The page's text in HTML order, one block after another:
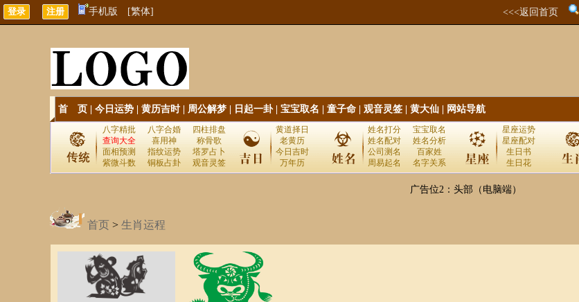
手机版 [繁体] <<<返回首页
首 页 今日运势 黄历吉时| 周公解梦 日起一卦| 宝宝取名 童子命 观音灵签 黄大仙 网站导航
八字精批 八字合婚
四柱排盘
查询大全
喜用神
称骨歌
面相预测
指纹运势
塔罗占卜
紫微斗数
铜板占卦 观音灵签
黄道择日
老黄历
今日吉时
万年历
姓名打分
宝宝取名
姓名配对
姓名分析
公司测名
百家姓
周易起名
名字关系
星座运势
星座配对
生日书
生日花
广告位2：头部（电脑端）
首页 > 生肖运程